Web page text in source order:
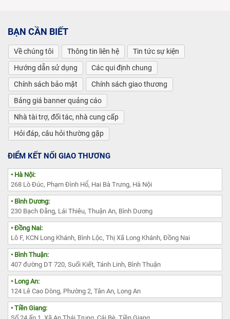
BẠN CẦN BIẾT
Về chúng tôi Thông tin liên hệ
Tin tức sự kiện
Hướng dẫn sử dụng
Các qui định chung
Chính sách bảo mật
Chính sách giao thương
Bảng giá banner quảng cáo
Nhà tài trợ, đối tác, nhà cung cấp
Hỏi đáp, câu hỏi thường gặp
ĐIỂM KẾT NỐI GIAO THƯƠNG
• Hà Nội:
268 Lò Đúc, Phạm Đình Hổ, Hai Bà Trưng, Hà Nội
• Bình Dương:
230 Bạch Đằng, Lái Thiêu, Thuận An, Bình Dương
• Đồng Nai:
Lô F, KCN Long Khánh, Bình Lộc, Thị Xã Long Khánh, Đồng Nai
• Bình Thuận:
407 đường DT 720, Suối Kiết, Tánh Linh, Bình Thuận
• Long An:
124 Lê Cao Dòng, Phường 2, Tân An, Long An
• Tiền Giang: